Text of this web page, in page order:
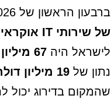
ברבעון הראשון של 2026 ישראל כבר הייתה בין
של שירותי IT אוקראיניים
לישראל היה 67 מיליון דולר
נתון של 19 מיליון דולר
שהמקום בדירוג